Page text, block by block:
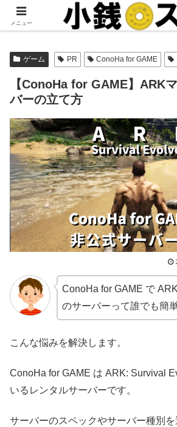
当サイトではアフィリエイト広告を掲
ゲーム PR ConoHa for GAME
【ConoHa for GAME】ARK
バーの立て方
ConoHa for GAME で
のサーバーって誰でも簡
こんな悩みを解決します。
ConoHa for GAME は ARK: Survival
いるレンタルサーバーです。
サーバーのスペックやサーバー種別
メニュー